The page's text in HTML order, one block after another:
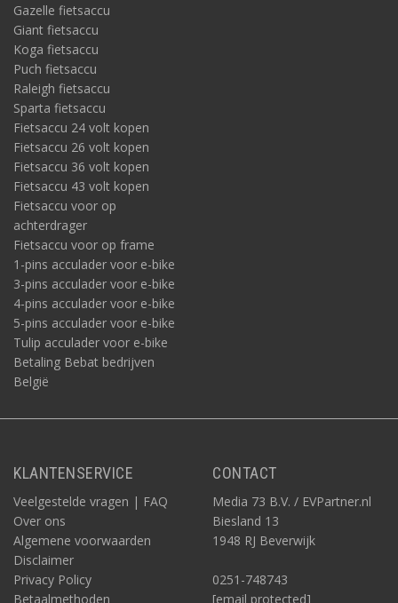
Gazelle fietsaccu
Giant fietsaccu
Koga fietsaccu
Puch fietsaccu
Raleigh fietsaccu
Sparta fietsaccu
Fietsaccu 24 volt kopen
Fietsaccu 26 volt kopen
Fietsaccu 36 volt kopen
Fietsaccu 43 volt kopen
Fietsaccu voor op
achterdrager
Fietsaccu voor op frame
1-pins acculader voor e-bike
3-pins acculader voor e-bike
4-pins acculader voor e-bike
5-pins acculader voor e-bike
Tulip acculader voor e-bike
Betaling Bebat bedrijven
België
KLANTENSERVICE
Veelgestelde vragen | FAQ
Over ons
Algemene voorwaarden
Disclaimer
Privacy Policy
Betaalmethoden
CONTACT
Media 73 B.V. / EVPartner.nl
Biesland 13
1948 RJ Beverwijk
0251-748743
[email protected]